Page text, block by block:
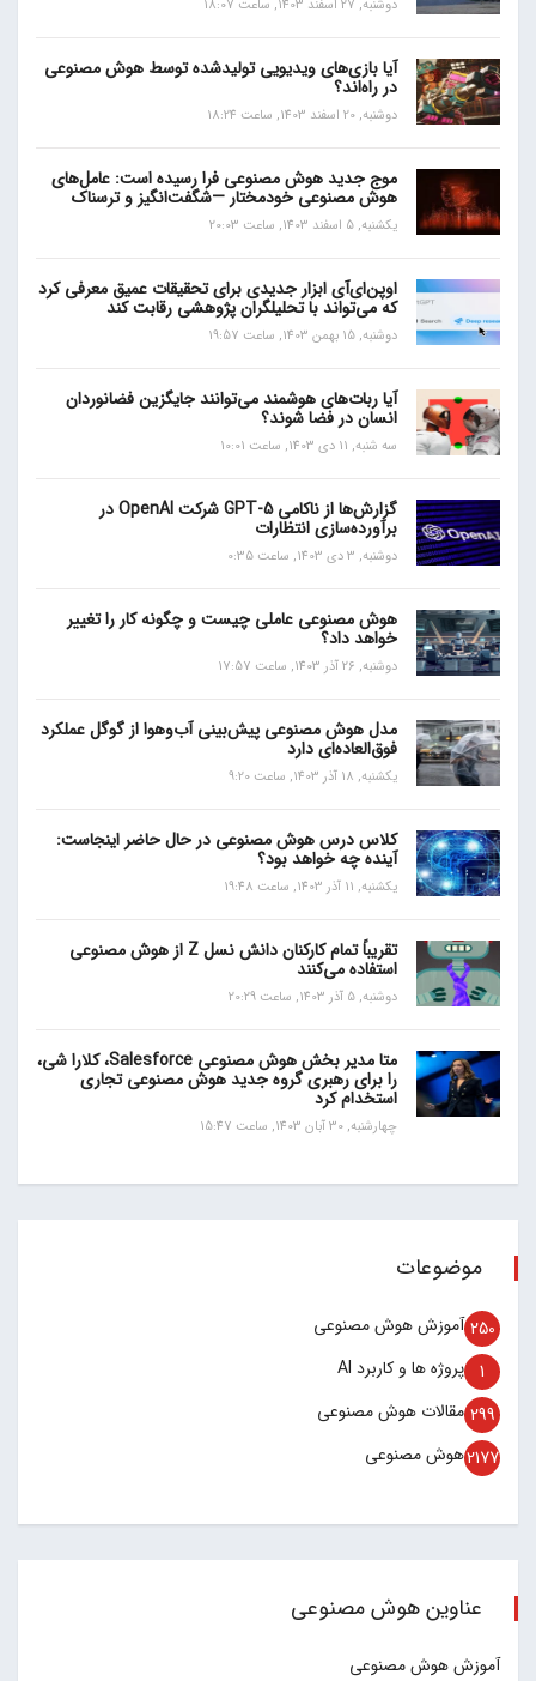
دوشنبه, 27 اسفند 1403, ساعت 18:07
آیا بازی‌های ویدیویی تولیدشده توسط هوش مصنوعی
در راه‌اند؟
دوشنبه, 20 اسفند 1403, ساعت 18:24
موج جدید هوش مصنوعی فرا رسیده است: عامل‌های
هوش مصنوعی خودمختار —شگفت‌انگیز و ترسناک
یکشنبه, 5 اسفند 1403, ساعت 20:03
اوپن‌ای‌آی ابزار جدیدی برای تحقیقات عمیق معرفی کرد
که می‌تواند با تحلیلگران پژوهشی رقابت کند
دوشنبه, 15 بهمن 1403, ساعت 19:57
آیا ربات‌های هوشمند می‌توانند جایگزین فضانوردان
انسان در فضا شوند؟
سه شنبه, 11 دی 1403, ساعت 10:01
گزارش‌ها از ناکامی GPT-5 شرکت OpenAI در
برآورده‌سازی انتظارات
دوشنبه, 3 دی 1403, ساعت 0:35
هوش مصنوعی عاملی چیست و چگونه کار را تغییر
خواهد داد؟
دوشنبه, 26 آذر 1403, ساعت 17:57
مدل هوش مصنوعی پیش‌بینی آب‌و‌هوا از گوگل عملکرد
فوق‌العاده‌ای دارد
یکشنبه, 18 آذر 1403, ساعت 9:20
کلاس درس هوش مصنوعی در حال حاضر اینجاست:
آینده چه خواهد بود؟
یکشنبه, 11 آذر 1403, ساعت 19:48
تقریباً تمام کارکنان دانش نسل Z از هوش مصنوعی
استفاده می‌کنند
دوشنبه, 5 آذر 1403, ساعت 20:29
متا مدیر بخش هوش مصنوعی Salesforce، کلارا شی،
را برای رهبری گروه جدید هوش مصنوعی تجاری
استخدام کرد
چهارشنبه, 30 آبان 1403, ساعت 15:47
موضوعات
آموزش هوش مصنوعی 250
پروژه ها و کاربرد AI 1
مقالات هوش مصنوعی 299
هوش مصنوعی2177
عناوین هوش مصنوعی
آموزش هوش مصنوعی